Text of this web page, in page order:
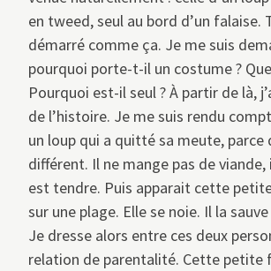
en tweed, seul au bord d’un falaise.
démarré comme ça. Je me suis
pourquoi porte-t-il un costume ?
Pourquoi est-il seul ? À partir de là,
de l’histoire. Je me suis rendu
un loup qui a quitté sa meute, parce
différent. Il ne mange pas de
est tendre. Puis apparait cette
sur une plage. Elle se noie. Il la
Je dresse alors entre ces deux
relation de parentalité. Cette petite